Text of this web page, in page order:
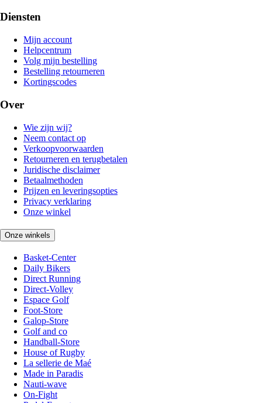
Diensten
Mijn account
Helpcentrum
Volg mijn bestelling
Bestelling retourneren
Kortingscodes
Over
Wie zijn wij?
Neem contact op
Verkoopvoorwaarden
Retourneren en terugbetalen
Juridische disclaimer
Betaalmethoden
Prijzen en leveringsopties
Privacy verklaring
Onze winkel
Onze winkels
Basket-Center
Daily Bikers
Direct Running
Direct-Volley
Espace Golf
Foot-Store
Galop-Store
Golf and co
Handball-Store
House of Rugby
La sellerie de Maé
Made in Paradis
Nauti-wave
On-Fight